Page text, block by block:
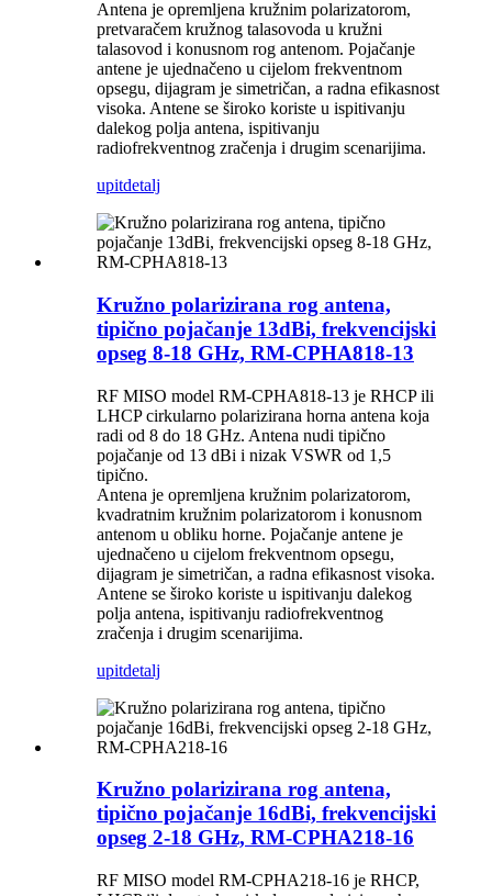
Antena je opremljena kružnim polarizatorom,
pretvaračem kružnog talasovoda u kružni
talasovod i konusnom rog antenom. Pojačanje
antene je ujednačeno u cijelom frekventnom
opsegu, dijagram je simetričan, a radna efikasnost
visoka. Antene se široko koriste u ispitivanju
dalekog polja antena, ispitivanju
radiofrekventnog zračenja i drugim scenarijima.
upitdetalj
Kružno polarizirana rog antena,
tipično pojačanje 13dBi, frekvencijski
opseg 8-18 GHz, RM-CPHA818-13
RF MISO model RM-CPHA818-13 je RHCP ili
LHCP cirkularno polarizirana horna antena koja
radi od 8 do 18 GHz. Antena nudi tipično
pojačanje od 13 dBi i nizak VSWR od 1,5
tipično.
Antena je opremljena kružnim polarizatorom,
kvadratnim kružnim polarizatorom i konusnom
antenom u obliku horne. Pojačanje antene je
ujednačeno u cijelom frekventnom opsegu,
dijagram je simetričan, a radna efikasnost visoka.
Antene se široko koriste u ispitivanju dalekog
polja antena, ispitivanju radiofrekventnog
zračenja i drugim scenarijima.
upitdetalj
Kružno polarizirana rog antena,
tipično pojačanje 16dBi, frekvencijski
opseg 2-18 GHz, RM-CPHA218-16
RF MISO model RM-CPHA218-16 je RHCP,